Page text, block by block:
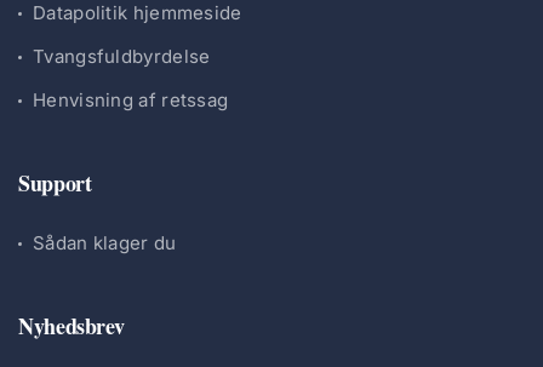
Datapolitik hjemmeside
Tvangsfuldbyrdelse
Henvisning af retssag
Support
Sådan klager du
Nyhedsbrev